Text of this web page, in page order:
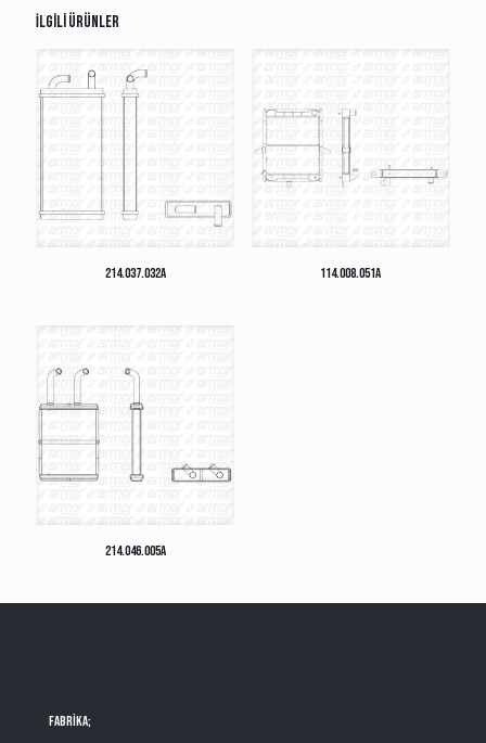
İlgili ürünler
214.037.032A 114.008.051A
214.046.005A
Fabrika;